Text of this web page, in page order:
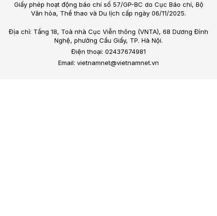
Giấy phép hoạt động báo chí số 57/GP-BC do Cục Báo chí, Bộ
Văn hóa, Thể thao và Du lịch cấp ngày 06/11/2025.
Địa chỉ: Tầng 18, Toà nhà Cục Viễn thông (VNTA), 68 Dương Đình
Nghệ, phường Cầu Giấy, TP. Hà Nội.
Điện thoại: 02437674981
Email: vietnamnet@vietnamnet.vn